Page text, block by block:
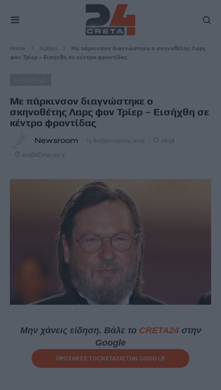
Home Άρθρα
Με πάρκινσον διαγνώστηκε ο σκηνοθέτης Λαρς
φον Τρίερ – Εισήχθη σε κέντρο φροντίδας
Με πάρκινσον διαγνώστηκε ο
σκηνοθέτης Λαρς φον Τρίερ – Εισήχθη σε
κέντρο φροντίδας
Newsroom 13 Φεβρουαρίου, 2025 08:58
Διαβάζεται σε 2'
Μην χάνεις είδηση. Βάλε το CRETA24στην
Google
ΠΡΟΣΘΕΣΕ ΤΟCRETA24ΣΤΗΝ GOOGLE